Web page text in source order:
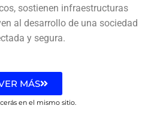
sostienen infraestructuras
al desarrollo de una sociedad
y segura.
MÁS
en el mismo sitio.